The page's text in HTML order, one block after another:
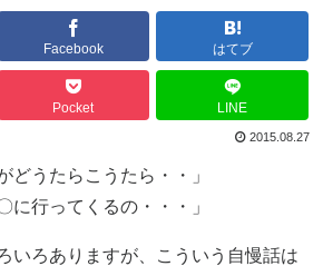
Facebook はてブ
Pocket LINE
2015.08.27
どうたらこうたら・・」
に行ってくるの・・・」
いろありますが、こういう自慢話は